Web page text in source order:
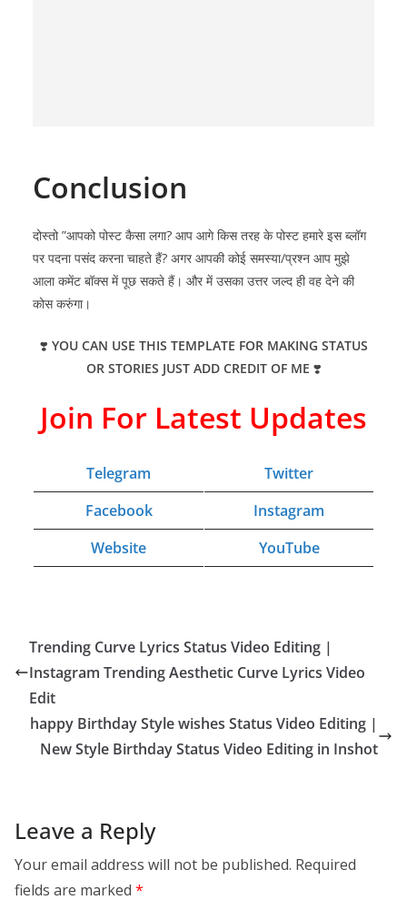
Conclusion
दोस्तो ”आपको पोस्ट कैसा लगा? आप आगे किस तरह के पोस्ट हमारे इस ब्लॉग
पर पदना पसंद करना चाहते हैं? अगर आपकी कोई समस्या/प्रश्न आप मुझे
आला कमेंट बॉक्स में पूछ सकते हैं। और में उसका उत्तर जल्द ही वह देने की
कोस करुंगा।
❣️ YOU CAN USE THIS TEMPLATE FOR MAKING STATUS
OR STORIES JUST ADD CREDIT OF ME ❣️
Join For Latest Updates
Telegram
Twitter
Facebook
Instagram
Website
YouTube
Trending Curve Lyrics Status Video Editing |
Instagram Trending Aesthetic Curve Lyrics Video
Edit
happy Birthday Style wishes Status Video Editing |
New Style Birthday Status Video Editing in Inshot
Leave a Reply
Your email address will not be published. Required
fields are marked *